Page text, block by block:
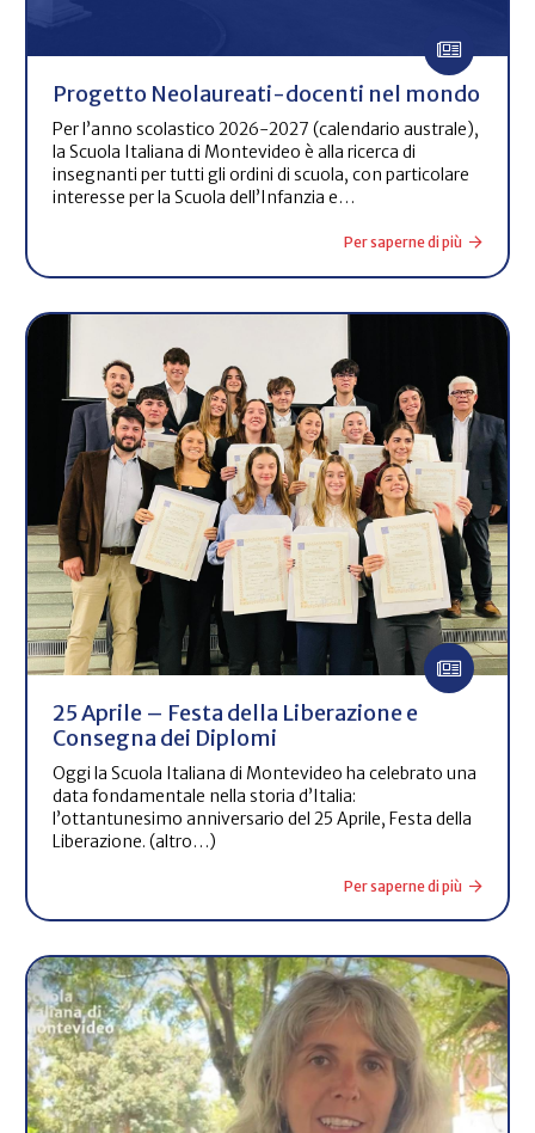
Progetto Neolaureati-docenti nel mondo
Per l’anno scolastico 2026-2027 (calendario australe),
la Scuola Italiana di Montevideo è alla ricerca di
insegnanti per tutti gli ordini di scuola, con particolare
interesse per la Scuola dell’Infanzia e…
Per saperne di più
25 Aprile – Festa della Liberazione e
Consegna dei Diplomi
Oggi la Scuola Italiana di Montevideo ha celebrato una
data fondamentale nella storia d’Italia:
l’ottantunesimo anniversario del 25 Aprile, Festa della
Liberazione. (altro…)
Per saperne di più